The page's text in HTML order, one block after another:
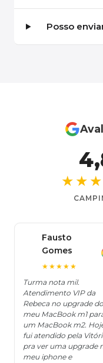
Posso
Fausto
Gomes
★★★★★
Turma nota mil.
Atendimento VIP da
Rebeca no upgrade do
meu MacBook m1
um MacBook m2.
fui atendido pela
pra ver uma upgrade
meu iphone e